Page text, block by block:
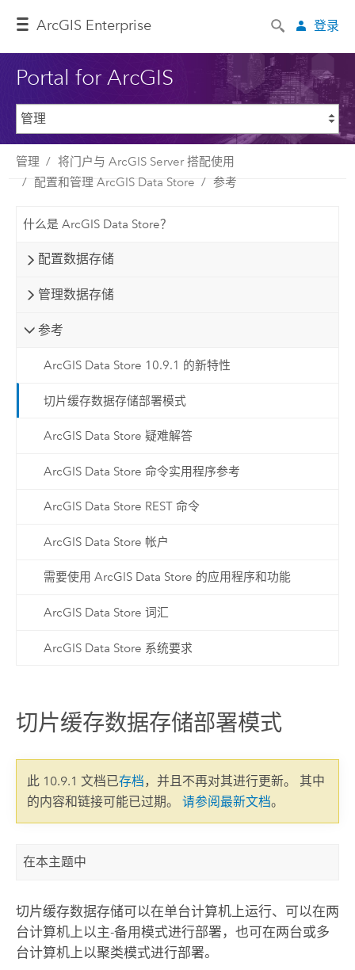
ArcGIS Enterprise 登录
Portal for ArcGIS
管理
将门户与 ArcGIS Server 搭配使用
配置和管理 ArcGIS Data Store
参考
什么是 ArcGIS Data Store？
配置数据存储
管理数据存储
参考
ArcGIS Data Store 10.9.1 的新特性
切片缓存数据存储部署模式
ArcGIS Data Store 疑难解答
ArcGIS Data Store 命令实用程序参考
ArcGIS Data Store REST 命令
ArcGIS Data Store 帐户
需要使用 ArcGIS Data Store 的应用程序和功能
ArcGIS Data Store 词汇
ArcGIS Data Store 系统要求
切片缓存数据存储部署模式
此 10.9.1 文档已存档，并且不再对其进行更新。 其中
的内容和链接可能已过期。 请参阅最新文档。
在本主题中
切片缓存数据存储可以在单台计算机上运行、可以在两
台计算机上以主-备用模式进行部署，也可在两台或多
台计算机上以聚类模式进行部署。